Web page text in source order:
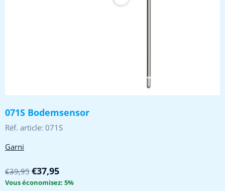
071S Bodemsensor
Réf. article: 071S
Garni
€39,95 €37,95
Vous économisez: 5%